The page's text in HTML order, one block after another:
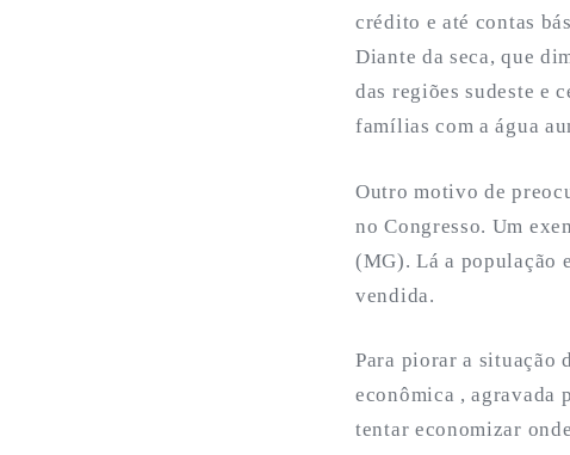
crédito e até contas
Diante da seca, que
das regiões sudeste e
famílias com a água
Outro motivo de
no Congresso. Um
(MG). Lá a população
vendida.
Para piorar a situação
econômica , agravada
tentar economizar